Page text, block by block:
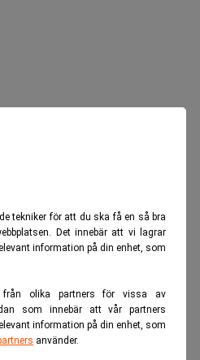
tekniker för att du ska få en så bra
Det innebär att vi lagrar
information på din enhet, som
från olika partners för vissa av
som innebär att vår partners
information på din enhet, som
använder.
tror att Riksbanken nästa år
från i juni. Men ränteläget
gynnsamt för hushåll och
i svensk